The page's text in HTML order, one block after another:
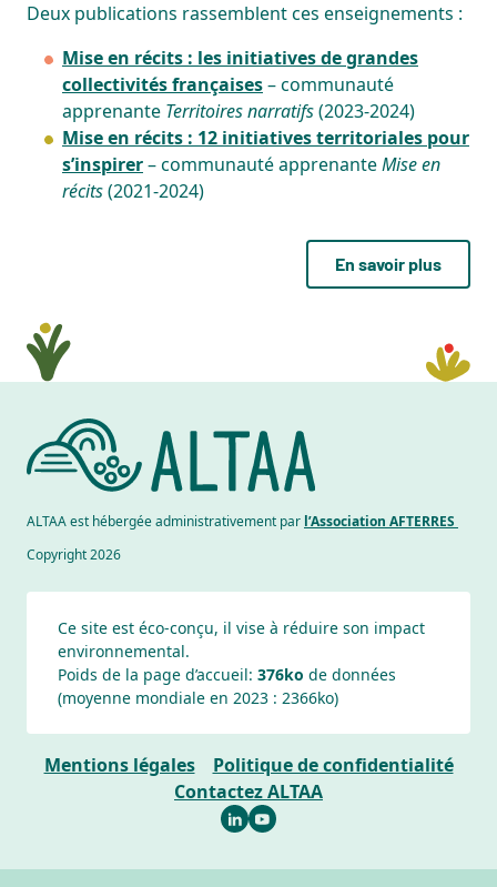
Deux publications rassemblent ces enseignements :
Mise en récits : les initiatives de grandes
collectivités françaises– communauté
apprenante Territoires narratifs(2023-2024)
Mise en récits : 12 initiatives territoriales pour
s’inspirer– communauté apprenanteMise en
récits(2021-2024)
En savoir plus
ALTAA est hébergée administrativement par l’Association AFTERRES
Copyright 2026
Ce site est éco-conçu, il vise à réduire son impact
environnemental.
Poids de la page d’accueil: 376ko de données
(moyenne mondiale en 2023 : 2366ko)
Mentions légales
Politique de confidentialité
Contactez ALTAA